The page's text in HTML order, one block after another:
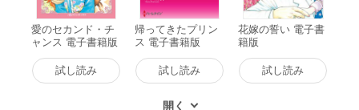
愛のセカンド・チ
ャンス 電子書籍版
試し読み
帰ってきたプリン
ス 電子書籍版
試し読み
花嫁の誓い 電子書
籍版
試し読み